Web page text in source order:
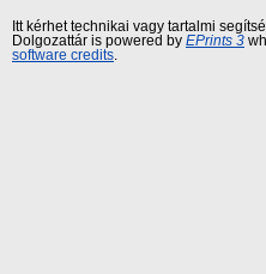
Itt kérhet technikai vagy tartalmi
Dolgozattár is powered by EPrints 3
software credits